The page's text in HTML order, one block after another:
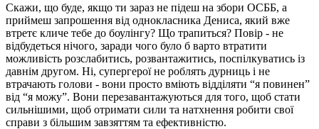
Скажи, що буде, якщо ти зараз не підеш на збори ОСББ, а
приймеш запрошення від однокласника Дениса, який вже
втретє кличе тебе до боулінгу? Що трапиться? Повір - не
відбудеться нічого, заради чого було б варто втратити
можливість розслабитись, розвантажитись, поспілкуватись із
давнім другом. Ні, супергерої не роблять дурниць і не
втрачають голови - вони просто вміють відділяти “я повинен”
від “я можу”. Вони перезавантажуються для того, щоб стати
сильнішими, щоб отримати сили та натхнення робити свої
справи з більшим завзяттям та ефективністю.